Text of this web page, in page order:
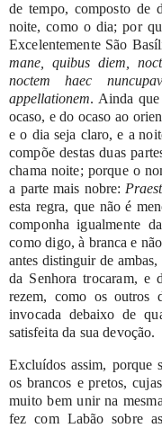
de tempo, composto de
noite, como o dia;por
Excelentemente São
mane,
quibus diem,
noctem
haec
appellationem. Ainda que
ocaso, e do ocaso ao
e o dia seja claro, e a
compõedestasduas
chama noite; porque o
a parte mais nobre:
esta regra, que não é
componha igualmente da
como digo, à branca e não
antes distinguir de ambas,
da Senhora trocaram, e
rezem, como os outros
invocada debaixo de
satisfeita da sua devoção.
Excluídos assim, porque
os brancos epretos, cujas
muito bem unir na mesma
fez comLabão sobre as